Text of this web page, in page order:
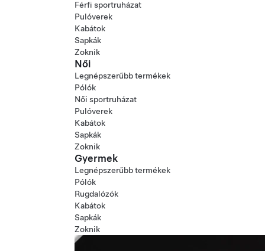
Férfi sportruházat
Pulóverek
Kabátok
Sapkák
Zoknik
Női
Legnépszerűbb termékek
Pólók
Női sportruházat
Pulóverek
Kabátok
Sapkák
Zoknik
Gyermek
Legnépszerűbb termékek
Pólók
Rugdalózók
Kabátok
Sapkák
Zoknik